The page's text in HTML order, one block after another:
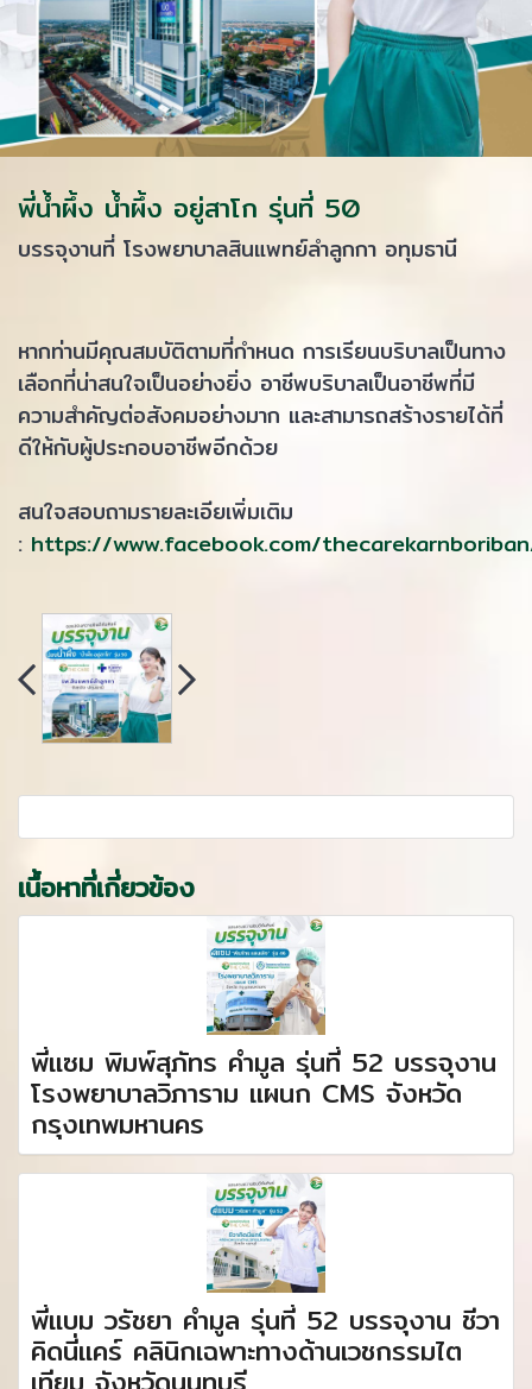
พี่น้ำผึ้ง น้ำผึ้ง อยู่สาโก รุ่นที่ 50
บรรจุงานที่ โรงพยาบาลสินแพทย์ลำลูกกา อทุมธานี
หากท่านมีคุณสมบัติตามที่กำหนด การเรียนบริบาลเป็นทาง
เลือกที่น่าสนใจเป็นอย่างยิ่ง อาชีพบริบาลเป็นอาชีพที่มี
ความสำคัญต่อสังคมอย่างมาก และสามารถสร้างรายได้ที่
ดีให้กับผู้ประกอบอาชีพอีกด้วย
สนใจสอบถามรายละเอียเพิ่มเติม
: https://www.facebook.com/
เนื้อหาที่เกี่ยวข้อง
พี่แซม พิมพ์สุภัทร คำมูล รุ่นที่ 52 บรรจุงาน
โรงพยาบาลวิภาราม แผนก CMS จังหวัด
กรุงเทพมหานคร
พี่แบม วรัชยา คำมูล รุ่นที่ 52 บรรจุงาน ชีวา
คิดนี่แคร์ คลินิกเฉพาะทางด้านเวชกรรมไต